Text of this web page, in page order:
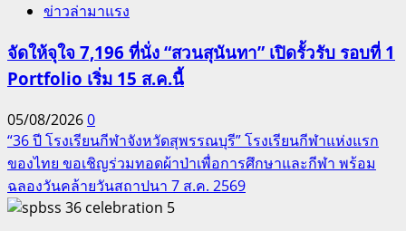
ข่าวล่ามาแรง
จัดให้จุใจ 7,196 ที่นั่ง “สวนสุนันทา” เปิดรั้วรับ รอบที่ 1
Portfolio เริ่ม 15 ส.ค.นี้
05/08/20260
“36 ปี โรงเรียนกีฬาจังหวัดสุพรรณบุรี” โรงเรียนกีฬาแห่งแรก
ของไทย ขอเชิญร่วมทอดผ้าป่าเพื่อการศึกษาและกีฬา พร้อม
ฉลองวันคล้ายวันสถาปนา 7 ส.ค. 2569
5